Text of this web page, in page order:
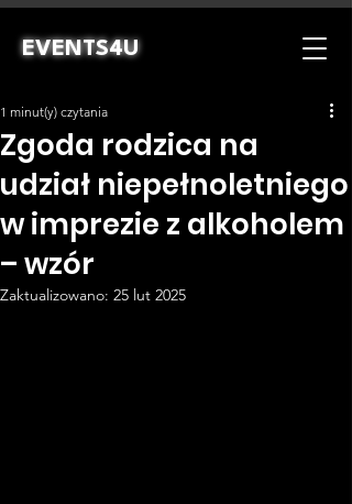
EVENTS4U
Zgoda rodzica na
udział niepełnoletniego
w imprezie z alkoholem
– wzór
1 minut(y) czytania
Zaktualizowano: 25 lut 2025